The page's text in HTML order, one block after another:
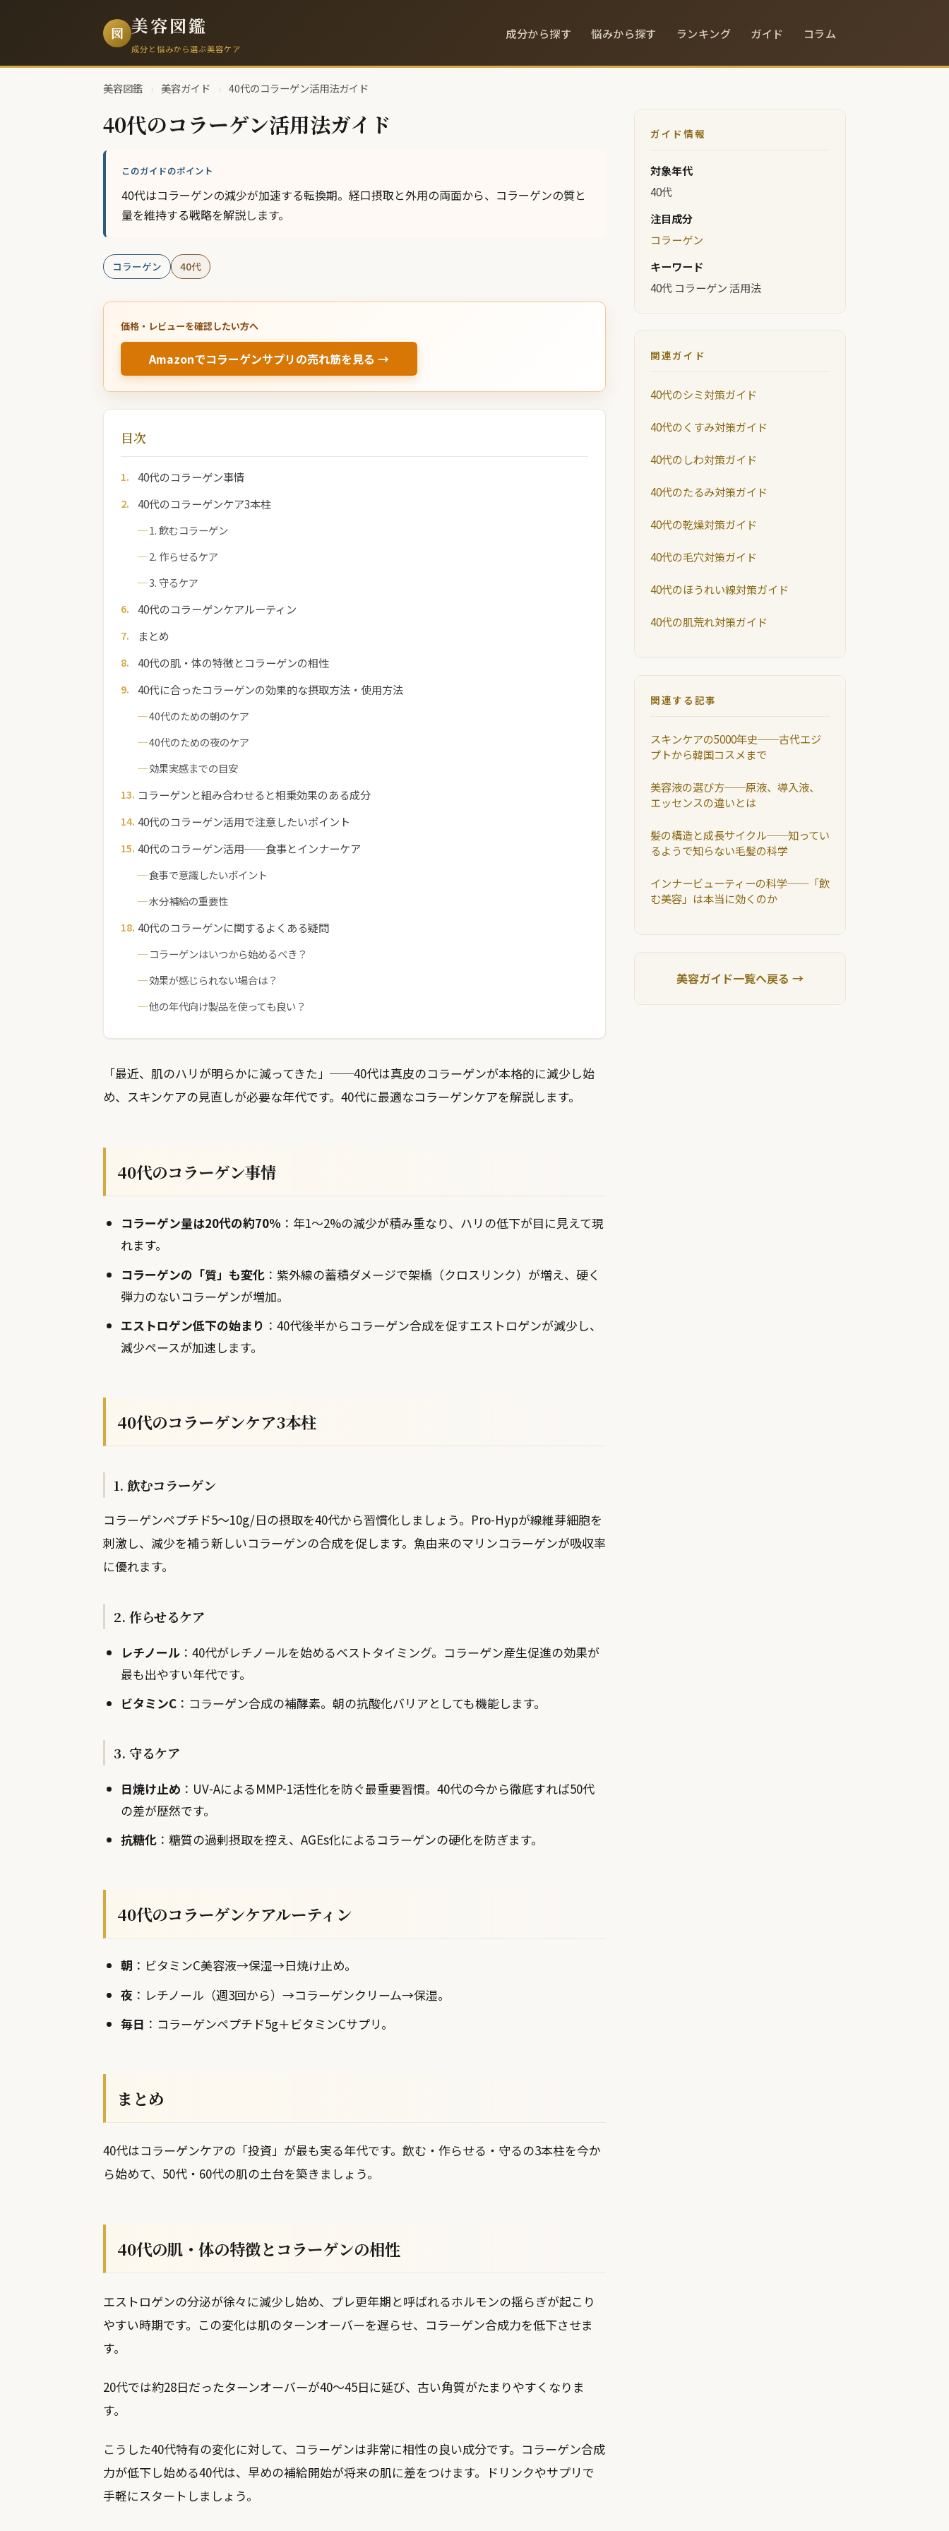
図 美容図鑑
成分と悩みから選ぶ美容ケア
成分から探す 悩みから探す ランキング ガイド コラム
美容図鑑 › 美容ガイド › 40代のコラーゲン活用法ガイド
40代のコラーゲン活用法ガイド
このガイドのポイント
40代はコラーゲンの減少が加速する転換期。経口摂取と外用の両面から、コラーゲンの質と
量を維持する戦略を解説します。
コラーゲン 40代
価格・レビューを確認したい方へ
Amazonでコラーゲンサプリの売れ筋を見る →
目次
40代のコラーゲン事情
40代のコラーゲンケア3本柱
1. 飲むコラーゲン
2. 作らせるケア
3. 守るケア
40代のコラーゲンケアルーティン
まとめ
40代の肌・体の特徴とコラーゲンの相性
40代に合ったコラーゲンの効果的な摂取方法・使用方法
40代のための朝のケア
40代のための夜のケア
効果実感までの目安
コラーゲンと組み合わせると相乗効果のある成分
40代のコラーゲン活用で注意したいポイント
40代のコラーゲン活用──食事とインナーケア
食事で意識したいポイント
水分補給の重要性
40代のコラーゲンに関するよくある疑問
コラーゲンはいつから始めるべき？
効果が感じられない場合は？
他の年代向け製品を使っても良い？
「最近、肌のハリが明らかに減ってきた」──40代は真皮のコラーゲンが本格的に減少し始
め、スキンケアの見直しが必要な年代です。40代に最適なコラーゲンケアを解説します。
40代のコラーゲン事情
コラーゲン量は20代の約70% ：年1〜2%の減少が積み重なり、ハリの低下が目に見えて現
れます。
コラーゲンの「質」も変化 ：紫外線の蓄積ダメージで架橋（クロスリンク）が増え、硬く
弾力のないコラーゲンが増加。
エストロゲン低下の始まり ：40代後半からコラーゲン合成を促すエストロゲンが減少し、
減少ペースが加速します。
40代のコラーゲンケア3本柱
1. 飲むコラーゲン
コラーゲンペプチド5〜10g/日の摂取を40代から習慣化しましょう。Pro-Hypが線維芽細胞を
刺激し、減少を補う新しいコラーゲンの合成を促します。魚由来のマリンコラーゲンが吸収率
に優れます。
2. 作らせるケア
レチノール ：40代がレチノールを始めるベストタイミング。コラーゲン産生促進の効果が
最も出やすい年代です。
ビタミンC ：コラーゲン合成の補酵素。朝の抗酸化バリアとしても機能します。
3. 守るケア
日焼け止め ：UV-AによるMMP-1活性化を防ぐ最重要習慣。40代の今から徹底すれば50代
の差が歴然です。
抗糖化 ：糖質の過剰摂取を控え、AGEs化によるコラーゲンの硬化を防ぎます。
40代のコラーゲンケアルーティン
朝 ：ビタミンC美容液→保湿→日焼け止め。
夜 ：レチノール（週3回から）→コラーゲンクリーム→保湿。
毎日 ：コラーゲンペプチド5g＋ビタミンCサプリ。
まとめ
40代はコラーゲンケアの「投資」が最も実る年代です。飲む・作らせる・守るの3本柱を今か
ら始めて、50代・60代の肌の土台を築きましょう。
40代の肌・体の特徴とコラーゲンの相性
エストロゲンの分泌が徐々に減少し始め、プレ更年期と呼ばれるホルモンの揺らぎが起こり
やすい時期です。この変化は肌のターンオーバーを遅らせ、コラーゲン合成力を低下させま
す。
20代では約28日だったターンオーバーが40〜45日に延び、古い角質がたまりやすくなりま
す。
こうした40代特有の変化に対して、コラーゲンは非常に相性の良い成分です。コラーゲン合成
力が低下し始める40代は、早めの補給開始が将来の肌に差をつけます。ドリンクやサプリで
手軽にスタートしましょう。
ガイド情報
対象年代
40代
注目成分
コラーゲン
キーワード
40代 コラーゲン 活用法
関連ガイド
40代のシミ対策ガイド
40代のくすみ対策ガイド
40代のしわ対策ガイド
40代のたるみ対策ガイド
40代の乾燥対策ガイド
40代の毛穴対策ガイド
40代のほうれい線対策ガイド
40代の肌荒れ対策ガイド
関連する記事
スキンケアの5000年史──古代エジ
プトから韓国コスメまで
美容液の選び方──原液、導入液、
エッセンスの違いとは
髪の構造と成長サイクル──知ってい
るようで知らない毛髪の科学
インナービューティーの科学──「飲
む美容」は本当に効くのか
美容ガイド一覧へ戻る →